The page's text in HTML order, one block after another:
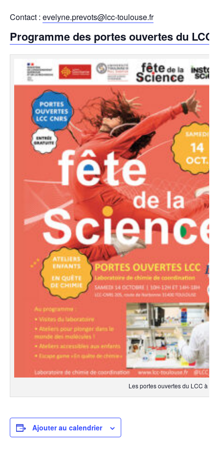
Contact : evelyne.prevots@lcc-toulouse.fr
Programme des portes ouvertes du LCC
Les portes ouvertes du LCC à
Ajouter au calendrier